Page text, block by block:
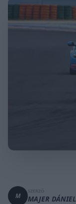
M MAJER DÁNIEL